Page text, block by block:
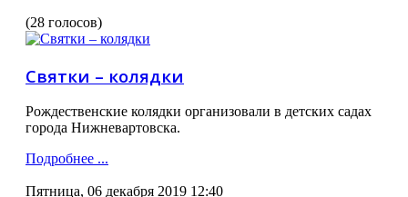
(28 голосов)
Святки – колядки
Рождественские колядки организовали в детских садах
города Нижневартовска.
Подробнее ...
Пятница, 06 декабря 2019 12:40